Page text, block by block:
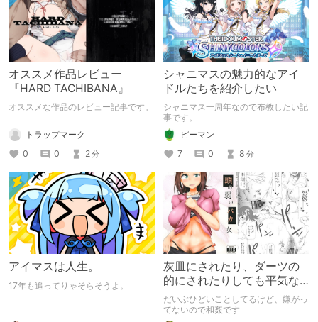
オススメ作品レビュー
『HARD TACHIBANA』
オススメな作品のレビュー記事です。
トラップマーク
0
0 2分
シャニマスの魅力的なアイ
ドルたちを紹介したい
シャニマス一周年なので布教したい記
事です。
ピーマン
7
0 8 分
アイマスは人生。
17年も追ってりゃそらそうよ。
灰皿にされたり、ダーツの
的にされたりしても平気な
『頭の弱いバカ女』
だいぶひどいことしてるけど、嫌がっ
てないので和姦です